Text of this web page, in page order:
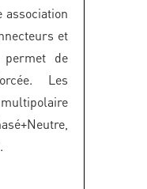
association
et
de
Les
multipolaire